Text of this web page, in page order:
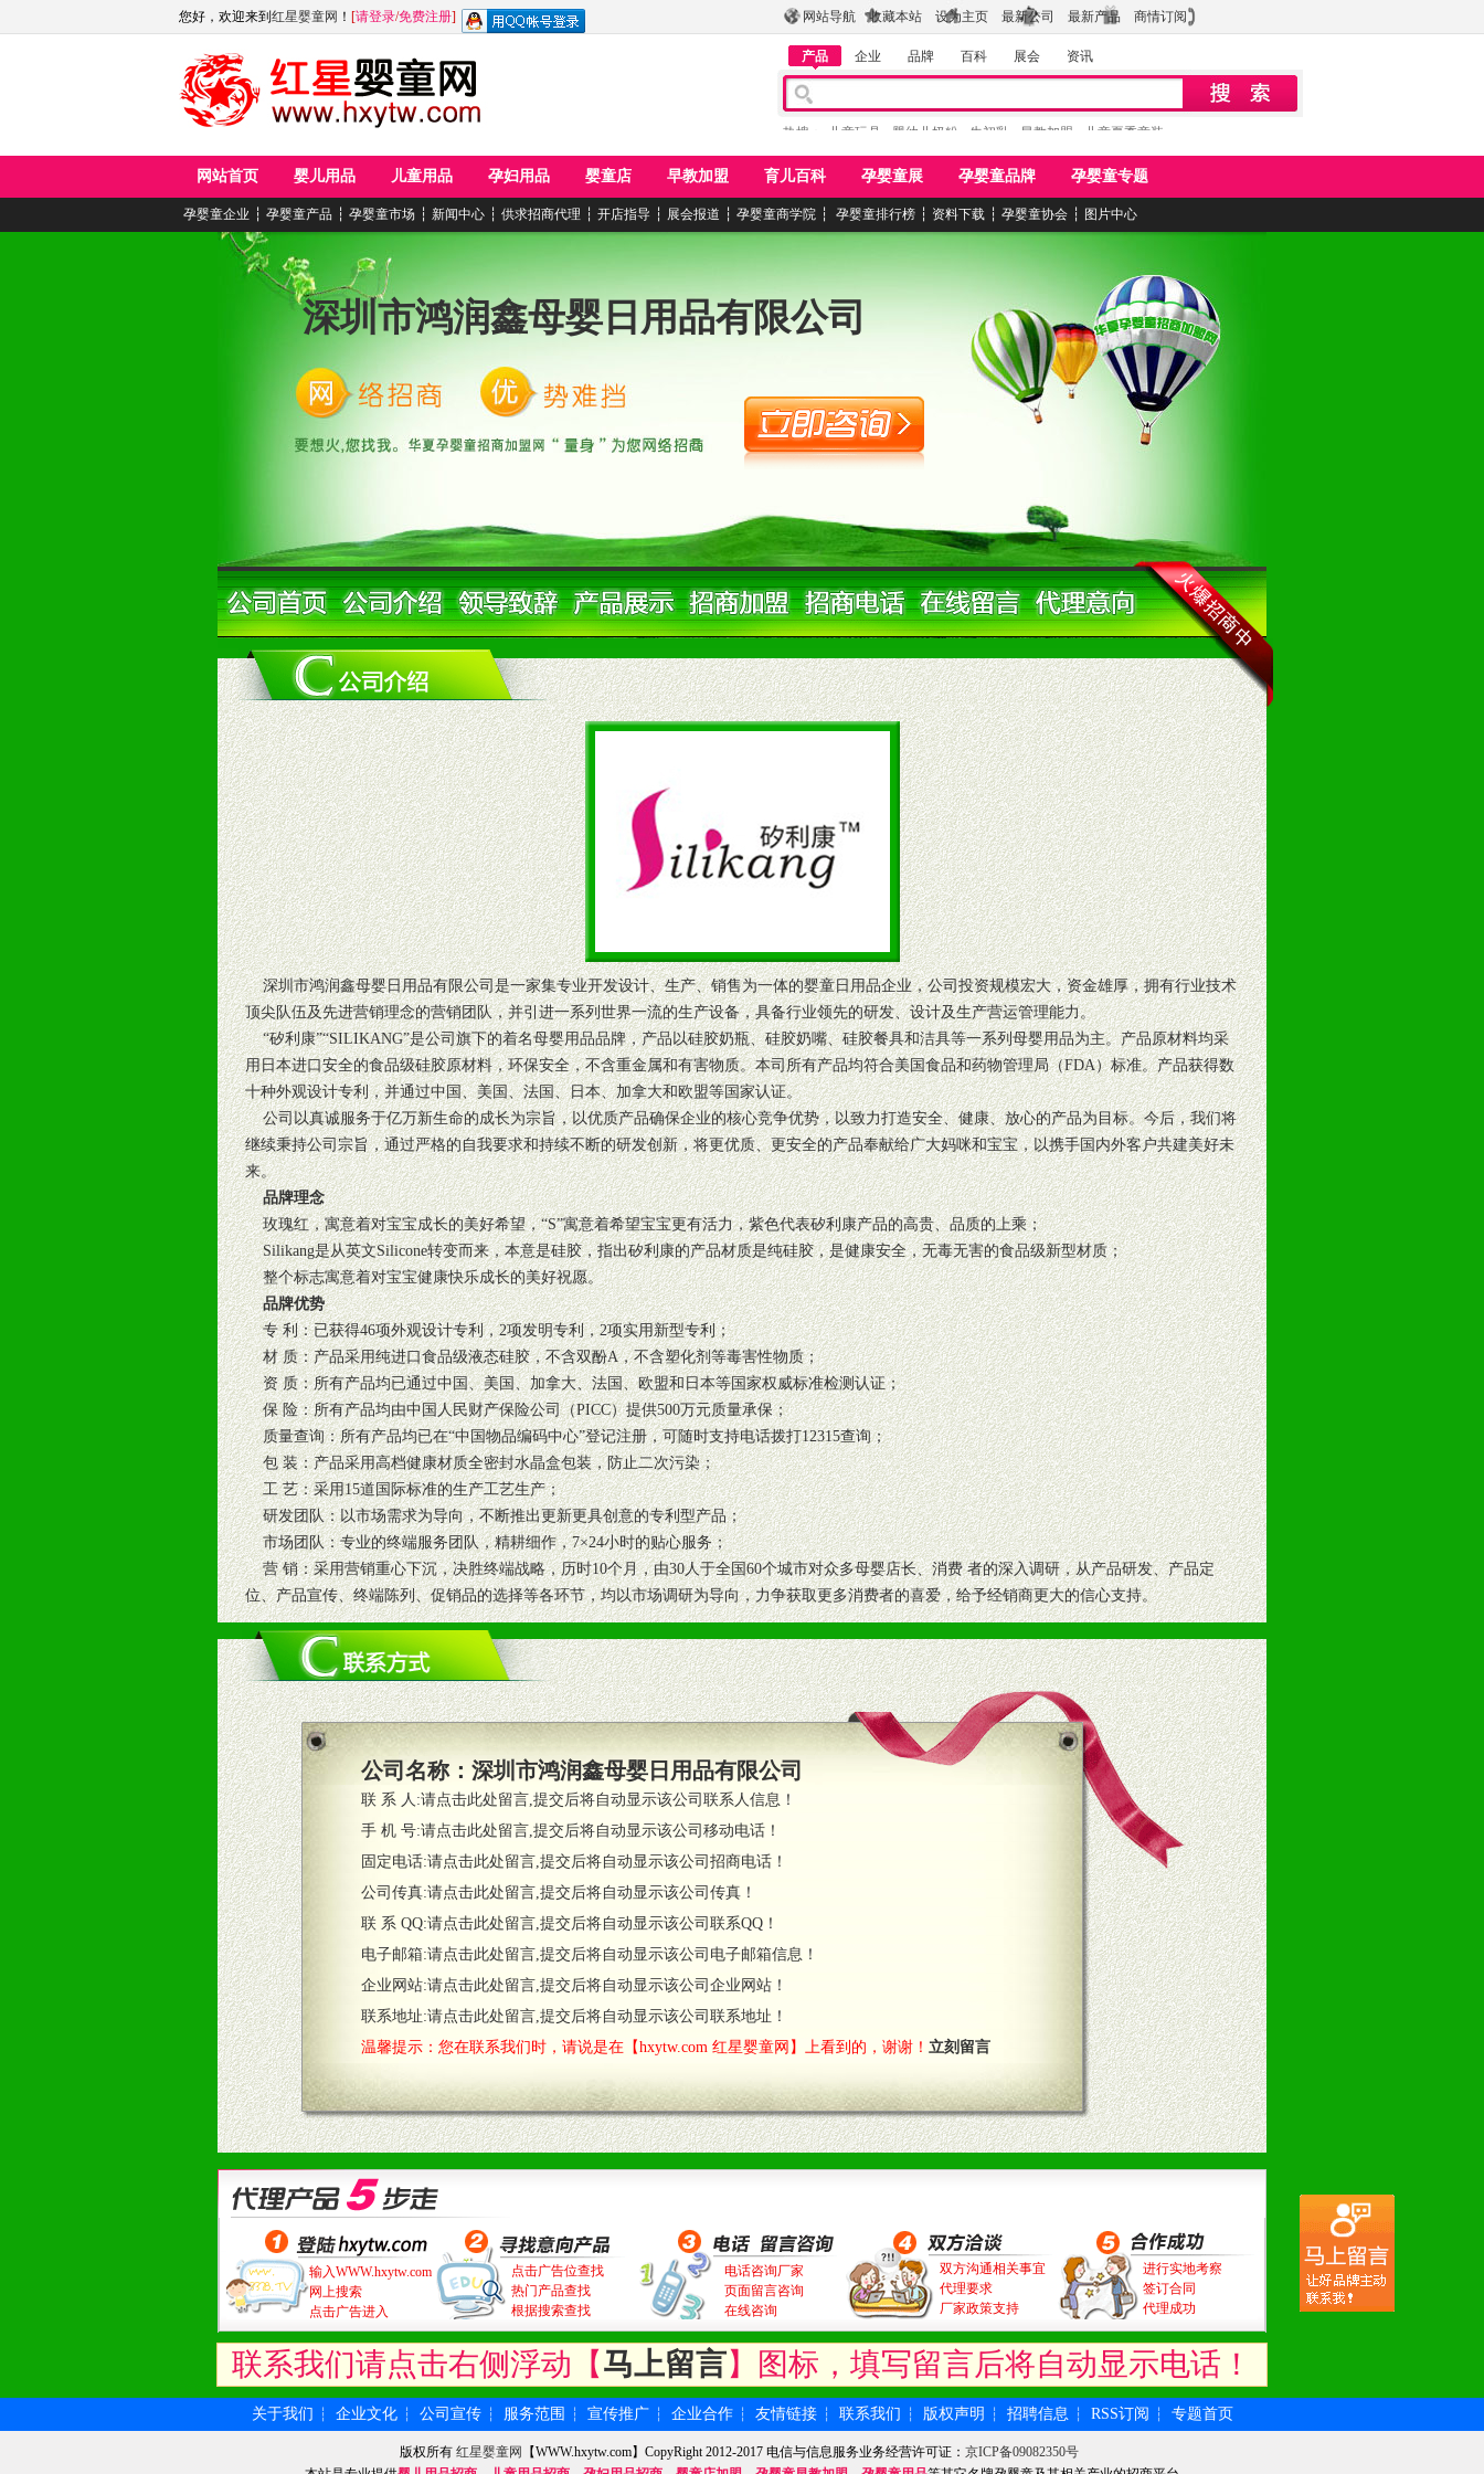
网站导航 收藏本站 设为主页 最新公司 最新产品 商情订阅
您好，欢迎来到 红星婴童网 ！ [请登录/免费注册]
产品 企业 品牌 百科 展会 资讯
热搜： 儿童玩具 婴幼儿奶粉 牛初乳 早教加盟 儿童夏季童装
网站首页 婴儿用品 儿童用品 孕妇用品 婴童店 早教加盟 育儿百科 孕婴童展 孕婴童品牌 孕婴童专题
孕婴童企业 ┆ 孕婴童产品 ┆ 孕婴童市场 ┆ 新闻中心 ┆ 供求招商代理 ┆ 开店指导 ┆ 展会报道 ┆ 孕婴童商学院 ┆ 孕婴童排行榜 ┆ 资料下载 ┆ 孕婴童协会 ┆ 图片中心
深圳市鸿润鑫母婴日用品有限公司
深圳市鸿润鑫母婴日用品有限公司是一家集专业开发设计、生产、销售为一体的婴童日用品企业，公司投资规模宏大，资金雄厚，拥有行业技术
顶尖队伍及先进营销理念的营销团队，并引进一系列世界一流的生产设备，具备行业领先的研发、设计及生产营运管理能力。
“矽利康”“SILIKANG”是公司旗下的着名母婴用品品牌，产品以硅胶奶瓶、硅胶奶嘴、硅胶餐具和洁具等一系列母婴用品为主。产品原材料均采
用日本进口安全的食品级硅胶原材料，环保安全，不含重金属和有害物质。本司所有产品均符合美国食品和药物管理局（FDA）标准。产品获得数
十种外观设计专利，并通过中国、美国、法国、日本、加拿大和欧盟等国家认证。
公司以真诚服务于亿万新生命的成长为宗旨，以优质产品确保企业的核心竞争优势，以致力打造安全、健康、放心的产品为目标。今后，我们将
继续秉持公司宗旨，通过严格的自我要求和持续不断的研发创新，将更优质、更安全的产品奉献给广大妈咪和宝宝，以携手国内外客户共建美好未
来。
品牌理念
玫瑰红，寓意着对宝宝成长的美好希望，“S”寓意着希望宝宝更有活力，紫色代表矽利康产品的高贵、品质的上乘；
Silikang是从英文Silicone转变而来，本意是硅胶，指出矽利康的产品材质是纯硅胶，是健康安全，无毒无害的食品级新型材质；
整个标志寓意着对宝宝健康快乐成长的美好祝愿。
品牌优势
专 利：已获得46项外观设计专利，2项发明专利，2项实用新型专利；
材 质：产品采用纯进口食品级液态硅胶，不含双酚A，不含塑化剂等毒害性物质；
资 质：所有产品均已通过中国、美国、加拿大、法国、欧盟和日本等国家权威标准检测认证；
保 险：所有产品均由中国人民财产保险公司（PICC）提供500万元质量承保；
质量查询：所有产品均已在“中国物品编码中心”登记注册，可随时支持电话拨打12315查询；
包 装：产品采用高档健康材质全密封水晶盒包装，防止二次污染；
工 艺：采用15道国际标准的生产工艺生产；
研发团队：以市场需求为导向，不断推出更新更具创意的专利型产品；
市场团队：专业的终端服务团队，精耕细作，7×24小时的贴心服务；
营 销：采用营销重心下沉，决胜终端战略，历时10个月，由30人于全国60个城市对众多母婴店长、消费 者的深入调研，从产品研发、产品定
位、产品宣传、终端陈列、促销品的选择等各环节，均以市场调研为导向，力争获取更多消费者的喜爱，给予经销商更大的信心支持。
公司名称： 深圳市鸿润鑫母婴日用品有限公司
联 系 人:请点击此处留言,提交后将自动显示该公司联系人信息！
手 机 号:请点击此处留言,提交后将自动显示该公司移动电话！
固定电话:请点击此处留言,提交后将自动显示该公司招商电话！
公司传真:请点击此处留言,提交后将自动显示该公司传真！
联 系 QQ:请点击此处留言,提交后将自动显示该公司联系QQ！
电子邮箱:请点击此处留言,提交后将自动显示该公司电子邮箱信息！
企业网站:请点击此处留言,提交后将自动显示该公司企业网站！
联系地址:请点击此处留言,提交后将自动显示该公司联系地址！
温馨提示：您在联系我们时，请说是在【hxytw.com 红星婴童网】上看到的，谢谢！ 立刻留言
输入WWW.hxytw.com
网上搜索
点击广告进入
点击广告位查找
热门产品查找
根据搜索查找
电话咨询厂家
页面留言咨询
在线咨询
双方沟通相关事宜
代理要求
厂家政策支持
进行实地考察
签订合同
代理成功
联系我们请点击右侧浮动【马上留言】图标，填写留言后将自动显示电话！
关于我们 ┆ 企业文化 ┆ 公司宣传 ┆ 服务范围 ┆ 宣传推广 ┆ 企业合作 ┆ 友情链接 ┆ 联系我们 ┆ 版权声明 ┆ 招聘信息 ┆ RSS订阅 ┆ 专题首页
版权所有 红星婴童网 【WWW.hxytw.com】CopyRight 2012-2017 电信与信息服务业务经营许可证： 京ICP备09082350号